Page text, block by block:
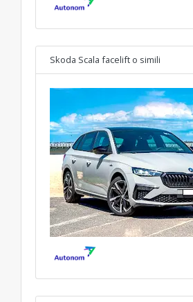
Skoda Scala facelift o simili